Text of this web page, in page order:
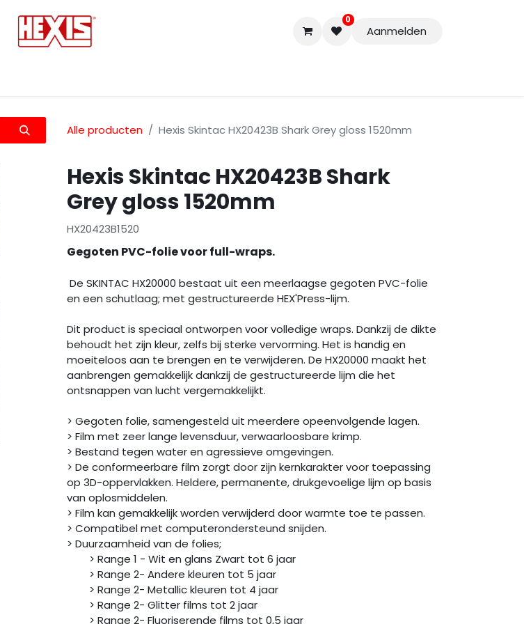
0
Aanmelden
Alle producten Hexis Skintac HX20423B Shark Grey gloss 1520mm
Hexis Skintac HX20423B Shark
Grey gloss 1520mm
HX20423B1520
Gegoten PVC-folie voor full-wraps.
De SKINTAC HX20000 bestaat uit een meerlaagse gegoten PVC-folie
en een schutlaag; met gestructureerde HEX'Press-lijm.
Dit product is speciaal ontworpen voor volledige wraps. Dankzij de dikte
behoudt het zijn kleur, zelfs bij sterke vervorming. Het is handig en
moeiteloos aan te brengen en te verwijderen. De HX20000 maakt het
aanbrengen gemakkelijk dankzij de gestructureerde lijm die het
ontsnappen van lucht vergemakkelijkt.
> Gegoten folie, samengesteld uit meerdere opeenvolgende lagen.
> Film met zeer lange levensduur, verwaarloosbare krimp.
> Bestand tegen water en agressieve omgevingen.
> De conformeerbare film zorgt door zijn kernkarakter voor toepassing
op 3D-oppervlakken. Heldere, permanente, drukgevoelige lijm op basis
van oplosmiddelen.
> Film kan gemakkelijk worden verwijderd door warmte toe te passen.
> Compatibel met computerondersteund snijden.
> Duurzaamheid van de folies;
> Range 1 - Wit en glans Zwart tot 6 jaar
> Range 2- Andere kleuren tot 5 jaar
> Range 2- Metallic kleuren tot 4 jaar
> Range 2- Glitter films tot 2 jaar
> Range 2- Fluoriserende films tot 0,5 jaar